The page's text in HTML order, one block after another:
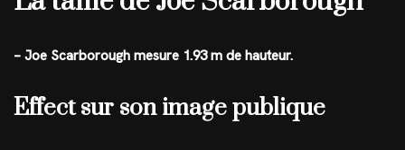
– Joe Scarborough mesure 1.93 m de hauteur.
Effect sur son image publique